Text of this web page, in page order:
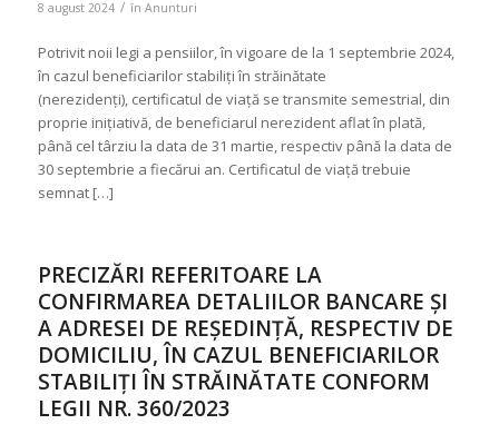
8 august 2024 / în Anunturi
Potrivit noii legi a pensiilor, în vigoare de la 1 septembrie 2024,
în cazul beneficiarilor stabiliți în străinătate
(nerezidenți), certificatul de viață se transmite semestrial, din
proprie inițiativă, de beneficiarul nerezident aflat în plată,
până cel târziu la data de 31 martie, respectiv până la data de
30 septembrie a fiecărui an. Certificatul de viață trebuie
semnat […]
PRECIZĂRI REFERITOARE LA
CONFIRMAREA DETALIILOR BANCARE ȘI
A ADRESEI DE REȘEDINȚĂ, RESPECTIV DE
DOMICILIU, ÎN CAZUL BENEFICIARILOR
STABILIȚI ÎN STRĂINĂTATE CONFORM
LEGII NR. 360/2023